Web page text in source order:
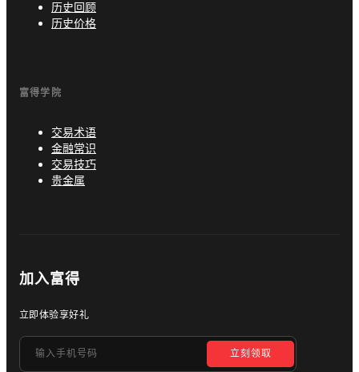
历史回顾
历史价格
富得学院
交易术语
金融常识
交易技巧
贵金属
加入富得
立即体验享好礼
立刻领取